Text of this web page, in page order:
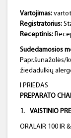
Vartojimas:
Registratorius:
Receptinis:
Sudedamosios
Papr.šunažolės/
žiedadulkių
I PRIEDAS
PREPARATO
1. VAISTINIO
ORALAIR 100 IR